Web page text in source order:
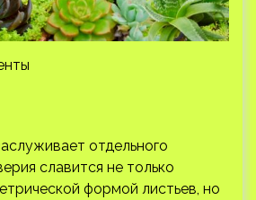
отдельного
славится не только
формой листьев, но